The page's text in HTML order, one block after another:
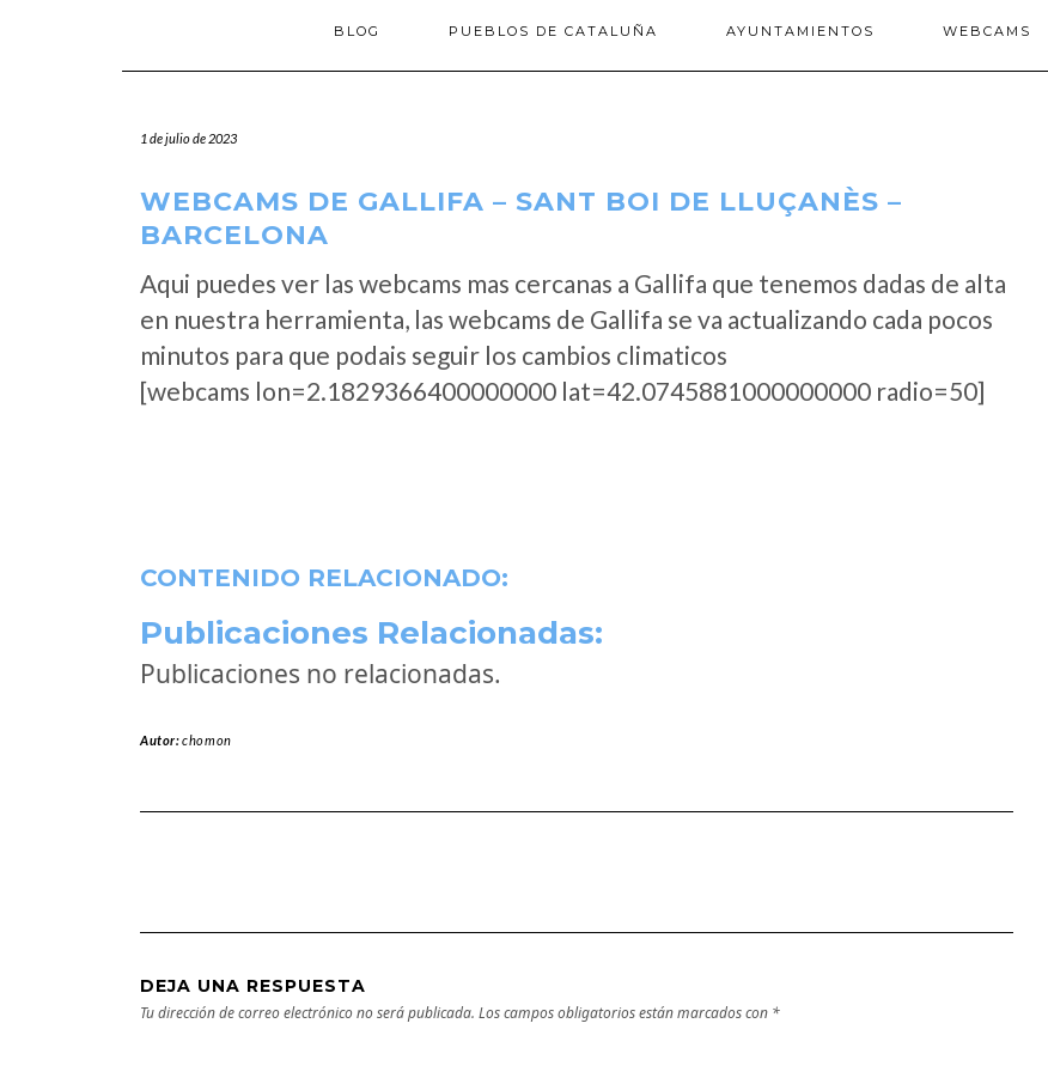
BLOG PUEBLOS DE CATALUÑA AYUNTAMIENTOS WEBCAMS
1 de julio de 2023
WEBCAMS DE GALLIFA – SANT BOI DE LLUÇANÈS –
BARCELONA
Aqui puedes ver las webcams mas cercanas a Gallifa que tenemos dadas de alta
en nuestra herramienta, las webcams de Gallifa se va actualizando cada pocos
minutos para que podais seguir los cambios climaticos
[webcams lon=2.1829366400000000 lat=42.0745881000000000 radio=50]
CONTENIDO RELACIONADO:
Publicaciones Relacionadas:
Publicaciones no relacionadas.
Autor:chomon
DEJA UNA RESPUESTA
Tu dirección de correo electrónico no será publicada. Los campos obligatorios están marcados con *